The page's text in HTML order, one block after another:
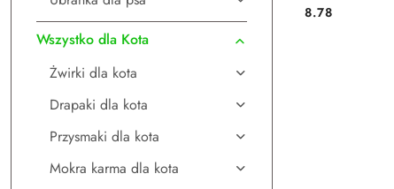
Wszystko dla Kota
Żwirki dla kota
Drapaki dla kota
Przysmaki dla kota
Mokra karma dla kota
Cena:
8.78